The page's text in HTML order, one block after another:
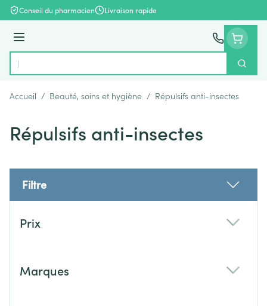
Aller au contenu
Conseil du pharmacien Livraison rapide
Menu
Rechercher
Accueil / Beauté, soins et hygiène / Répulsifs anti-insectes
Répulsifs anti-insectes
Filtre
Prix
Marques